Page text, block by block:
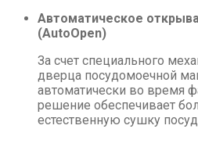
Автоматическое
(AutoOpen)
За счет специального
дверца посудомоечной
автоматически во время
решение обеспечивает
естественную сушку